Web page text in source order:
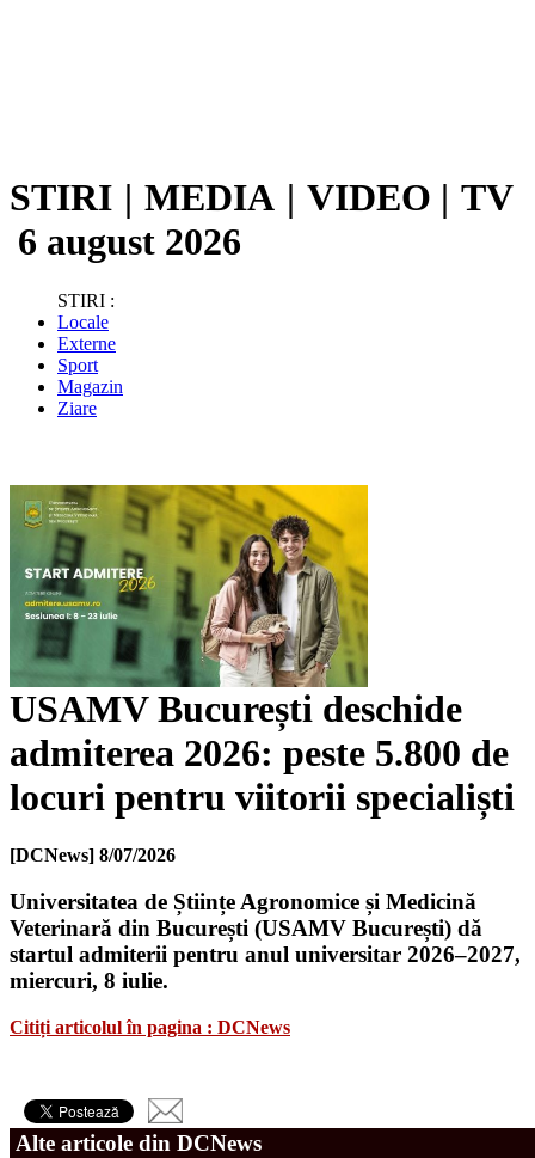
STIRI | MEDIA | VIDEO | TV
6 august 2026
STIRI :
Locale
Externe
Sport
Magazin
Ziare
USAMV București deschide
admiterea 2026: peste 5.800 de
locuri pentru viitorii specialiști
[DCNews] 8/07/2026
Universitatea de Științe Agronomice și Medicină
Veterinară din București (USAMV București) dă
startul admiterii pentru anul universitar 2026–2027,
miercuri, 8 iulie.
Citiți articolul în pagina : DCNews
Alte articole din DCNews